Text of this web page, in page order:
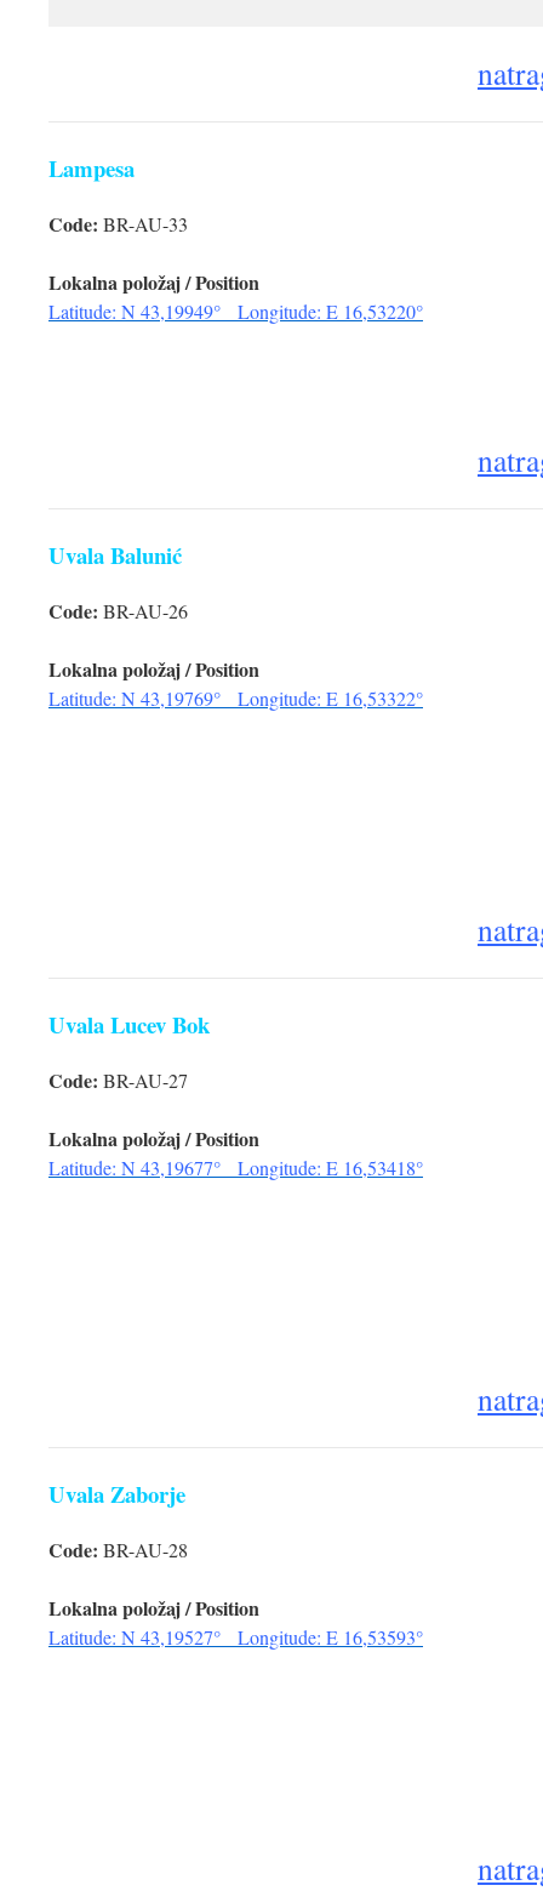
Lampesa
Code: BR-AU-33
Lokalna položaj / Position
Latitude: N 43,19949° Longitude: E 16,53220°
Uvala Balunić
Code: BR-AU-26
Lokalna položaj / Position
Latitude: N 43,19769° Longitude: E 16,53322°
Uvala Lucev Bok
Code: BR-AU-27
Lokalna položaj / Position
Latitude: N 43,19677° Longitude: E 16,53418°
Uvala Zaborje
Code: BR-AU-28
Lokalna položaj / Position
Latitude: N 43,19527° Longitude: E 16,53593°